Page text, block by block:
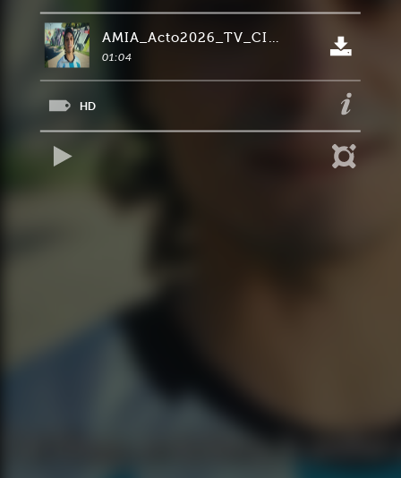
AMIA_Acto2026_TV_CINE_16_9
01:04
HD